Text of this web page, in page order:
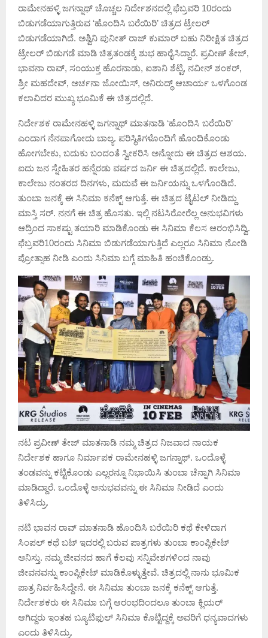
ರಾಮೇನಹಳ್ಳಿ ಜಗನ್ನಾಥ್ ಚೊಚ್ಚಲ ನಿರ್ದೇಶನದಲ್ಲಿ ಫೆಬ್ರವರಿ 10ರಂದು
ಬಿಡುಗಡೆಯಾಗುತ್ತಿರುವ ‘ಹೊಂದಿಸಿ ಬರೆಯಿರಿ’ ಚಿತ್ರದ ಟ್ರೇಲರ್
ಬಿಡುಗಡೆಯಾಗಿದೆ. ಅಶ್ವಿನಿ ಪುನೀತ್ ರಾಜ್ ಕುಮಾರ್ ಬಹು ನಿರೀಕ್ಷಿತ ಚಿತ್ರದ
ಟ್ರೇಲರ್ ಬಿಡುಗಡೆ ಮಾಡಿ ಚಿತ್ರತಂಡಕ್ಕೆ ಶುಭ ಹಾರೈಸಿದ್ದಾರೆ. ಪ್ರವೀಣ್ ತೇಜ್,
ಭಾವನಾ ರಾವ್, ಸಂಯುಕ್ತ ಹೊರನಾಡು, ಐಶಾನಿ ಶೆಟ್ಟಿ, ನವೀನ್ ಶಂಕರ್,
ಶ್ರೀ ಮಹದೇವ್, ಅರ್ಚನಾ ಜೋಯಿಸ್, ಅನಿರುದ್ಧ್ ಆಚಾರ್ಯ ಒಳಗೊಂಡ
ಕಲಾವಿದರ ಮುಖ್ಯ ಭೂಮಿಕೆ ಈ ಚಿತ್ರದಲ್ಲಿದೆ.
ನಿರ್ದೇಶಕ ರಾಮೇನಹಳ್ಳಿ ಜಗನ್ನಾಥ್ ಮಾತನಾಡಿ ‘ಹೊಂದಿಸಿ ಬರೆಯಿರಿ’
ಎಂದಾಗ ನೆನಪಾಗೋದು ಬಾಲ್ಯ. ಪರಿಸ್ಥಿತಿಗಳೊಂದಿಗೆ ಹೊಂದಿಕೊಂಡು
ಹೋಗಬೇಕು, ಬದುಕು ಬಂದಂತೆ ಸ್ವೀಕರಿಸಿ ಅನ್ನೋದು ಈ ಚಿತ್ರದ ಆಶಯ.
ಐದು ಜನ ಸ್ನೇಹಿತರ ಹನ್ನೆರಡು ವರ್ಷದ ಜರ್ನಿ ಈ ಚಿತ್ರದಲ್ಲಿದೆ. ಕಾಲೇಜು,
ಕಾಲೇಜು ನಂತರದ ದಿನಗಳು, ಮದುವೆ ಈ ಜರ್ನಿಯನ್ನು ಒಳಗೊಂಡಿದೆ.
ತುಂಬಾ ಜನಕ್ಕೆ ಈ ಸಿನಿಮಾ ಕನೆಕ್ಟ್ ಆಗುತ್ತೆ. ಈ ಚಿತ್ರದ ಟೈಟಲ್ ನೀಡಿದ್ದು
ಮಾಸ್ತಿ ಸರ್. ನನಗೆ ಈ ಚಿತ್ರ ಹೊಸತು. ಇಲ್ಲಿ ನಟಸಿರೋರೆಲ್ಲ ಅನುಭವಿಗಳು
ಆದ್ರಿಂದ ಸಾಕಷ್ಟು ತಯಾರಿ ಮಾಡಿಕೊಂಡು ಈ ಸಿನಿಮಾ ಕೆಲಸ ಆರಂಭಿಸಿದ್ವಿ.
ಫೆಬ್ರವರಿ10ರಂದು ಸಿನಿಮಾ ಬಿಡುಗಡೆಯಾಗುತ್ತಿದೆ ಎಲ್ಲರೂ ಸಿನಿಮಾ ನೋಡಿ
ಪ್ರೋತ್ಸಾಹ ನೀಡಿ ಎಂದು ಸಿನಿಮಾ ಬಗ್ಗೆ ಮಾಹಿತಿ ಹಂಚಿಕೊಂಡ್ರು.
ನಟ ಪ್ರವೀಣ್ ತೇಜ್ ಮಾತನಾಡಿ ನಮ್ಮ ಚಿತ್ರದ ನಿಜವಾದ ನಾಯಕ
ನಿರ್ದೇಶಕ ಹಾಗೂ ನಿರ್ಮಾಪಕ ರಾಮೇನಹಳ್ಳಿ ಜಗನ್ನಾಥ್. ಒಂದೊಳ್ಳೆ
ತಂಡವನ್ನು ಕಟ್ಟಿಕೊಂಡು ಎಲ್ಲರನ್ನೂ ನಿಭಾಯಿಸಿ ತುಂಬಾ ಚೆನ್ನಾಗಿ ಸಿನಿಮಾ
ಮಾಡಿದ್ದಾರೆ. ಒಂದೊಳ್ಳೆ ಅನುಭವವನ್ನು ಈ ಸಿನಿಮಾ ನೀಡಿದೆ ಎಂದು
ತಿಳಿಸಿದ್ರು.
ನಟಿ ಭಾವನ ರಾವ್ ಮಾತನಾಡಿ ಹೊಂದಿಸಿ ಬರೆಯಿರಿ ಕಥೆ ಕೇಳಿದಾಗ
ಸಿಂಪಲ್ ಕಥೆ ಬಟ್ ಇದರಲ್ಲಿ ಬರುವ ಪಾತ್ರಗಳು ತುಂಬಾ ಕಾಂಪ್ಲಿಕೇಟ್
ಅನಿಸ್ತು. ನಮ್ಮ ಜೀವನದ ಹಾಗೆ ಕೆಲವು ಸನ್ನಿವೇಶಗಳಿಂದ ನಾವು
ಜೀವನವನ್ನು ಕಾಂಪ್ಲಿಕೇಟ್ ಮಾಡಿಕೊಳ್ಳುತ್ತೇವೆ. ಚಿತ್ರದಲ್ಲಿ ನಾನು ಭೂಮಿಕ
ಪಾತ್ರ ನಿರ್ವಹಿಸಿದ್ದೇನೆ. ಈ ಸಿನಿಮಾ ತುಂಬಾ ಜನಕ್ಕೆ ಕನೆಕ್ಟ್ ಆಗುತ್ತೆ.
ನಿರ್ದೇಶಕರು ಈ ಸಿನಿಮಾ ಬಗ್ಗೆ ಆರಂಭದಿಂದಲೂ ತುಂಬಾ ಕ್ಲಿಯರ್
ಆಗಿದ್ದರು ಇಂತಹ ಬ್ಯೂಟಿಫುಲ್ ಸಿನಿಮಾ ಕೊಟ್ಟಿದ್ದಕ್ಕೆ ಅವರಿಗೆ ಧನ್ಯವಾದಗಳು
ಎಂದು ತಿಳಿಸಿದ್ರು.